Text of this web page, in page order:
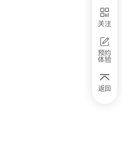
关注
预约
体验
返回